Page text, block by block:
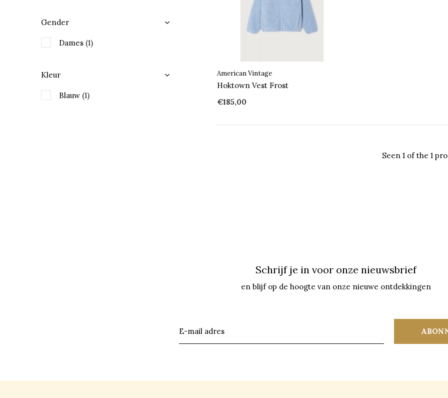
American Vintage
Hoktown Vest Frost
€185,00
Seen 1 of the 1
Gender
Dames (1)
Kleur
Blauw (1)
Schrijf je in voor onze nieuwsbrief
en blijf op de hoogte van onze nieuwe ontdekkingen